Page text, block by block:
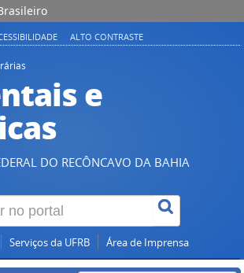
ALTO CONTRASTE
e
DO RECÔNCAVO DA BAHIA
Serviços da UFRB Área de Imprensa